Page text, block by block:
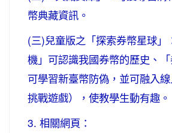
幣典藏資訊。
(三)兒童版之「探索券幣星球」
機」可認識我國券幣的歷史、「
可學習新臺幣防偽，並可融入
挑戰遊戲），使教學生動有趣。
3. 相關網頁：